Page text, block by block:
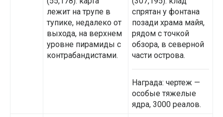
лежит на трупе в
тупике, недалеко от
выхода, на верхнем
уровне пирамиды с
контрабандистами.
спрятан у фонтана
позади храма майя,
рядом с точкой
обзора, в северной
части острова.
Награда: чертеж —
особые тяжелые
ядра, 3000 реалов.